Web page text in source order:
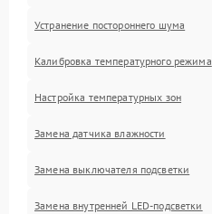
Устранение постороннего шума
Калибровка температурного режима
Настройка температурных зон
Замена датчика влажности
Замена выключателя подсветки
Замена внутренней LED-подсветки